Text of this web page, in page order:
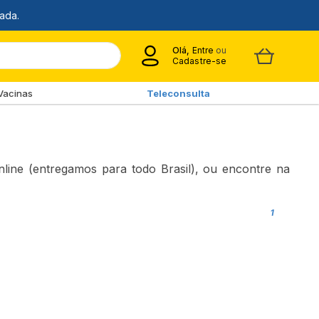
Olá, Entre ou
Cadastre-se
Teleconsulta
(entregamos para todo Brasil), ou encontre na
1